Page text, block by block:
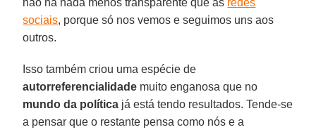
sociais, porque só nos vemos e seguimos uns aos
outros.
Isso também criou uma espécie de
autorreferencialidade muito enganosa que no
mundo da política já está tendo resultados. Tende-se
a pensar que o restante pensa como nós e a